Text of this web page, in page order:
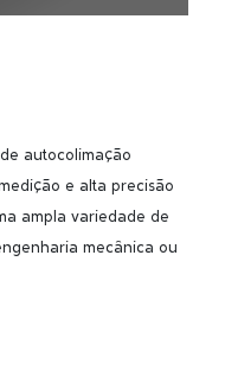
autocolimação
e alta precisão
ampla variedade de
mecânica ou